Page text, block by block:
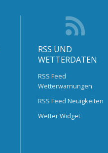
RSS UND
WETTERDATEN
RSS Feed
Wetterwarnungen
RSS Feed Neuigkeiten
Wetter Widget